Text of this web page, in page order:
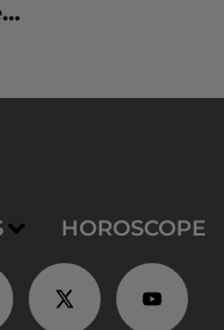
HOROSCOPE